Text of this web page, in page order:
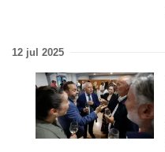
12 jul 2025